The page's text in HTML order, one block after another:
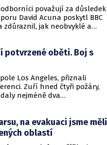
považují za důsledek
David Acuna poskytl BBC
jak neobvyklé a
potvrzené oběti. Boj s
Los Angeles, přiznali
Zuří hned čtyři požáry,
nejméně dva
na evakuaci jsme měli
oblastí